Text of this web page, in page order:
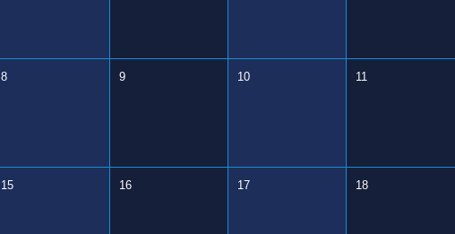
8 9 10 11
15 16 17 18